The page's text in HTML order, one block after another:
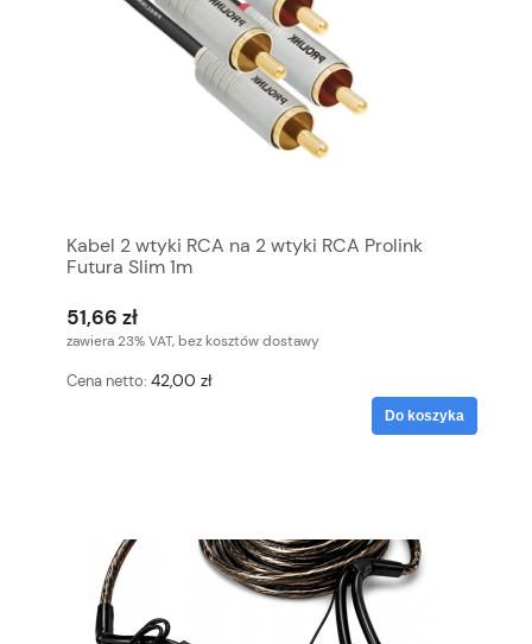
Kabel 2 wtyki RCA na 2 wtyki RCA Prolink
Futura Slim 1m
51,66 zł
zawiera 23% VAT, bez kosztów dostawy
Cena netto: 42,00 zł
Do koszyka